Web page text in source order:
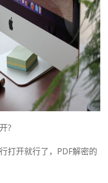
?
开就行了，PDF解密的